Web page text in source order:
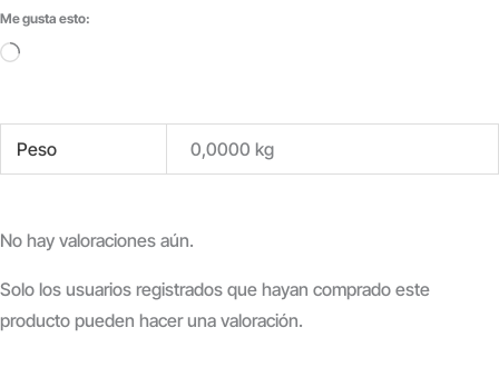
Me gusta esto:
Cargando...
Peso 0,0000 kg
No hay valoraciones aún.
Solo los usuarios registrados que hayan comprado este
producto pueden hacer una valoración.